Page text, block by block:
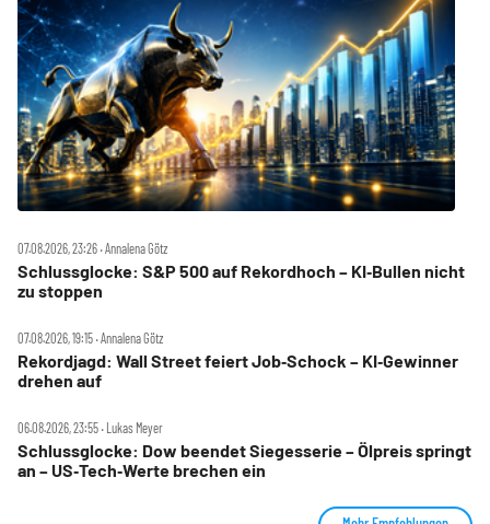
07.08.2026, 23:26 ‧ Annalena Götz
Schlussglocke: S&P 500 auf Rekordhoch – KI‑Bullen nicht
zu stoppen
07.08.2026, 19:15 ‧ Annalena Götz
Rekordjagd: Wall Street feiert Job‑Schock – KI‑Gewinner
drehen auf
06.08.2026, 23:55 ‧ Lukas Meyer
Schlussglocke: Dow beendet Siegesserie – Ölpreis springt
an – US‑Tech‑Werte brechen ein